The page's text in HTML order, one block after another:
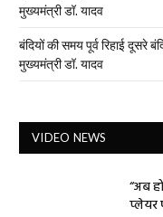
मुख्यमंत्री डॉ. यादव
बंदियों की समय पूर्व रिहाई दूसरे
मुख्यमंत्री डॉ. यादव
VIDEO NEWS
“अब
प्लेयर